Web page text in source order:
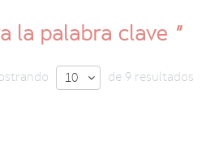
la palabra clave "
10  de 9 resultados